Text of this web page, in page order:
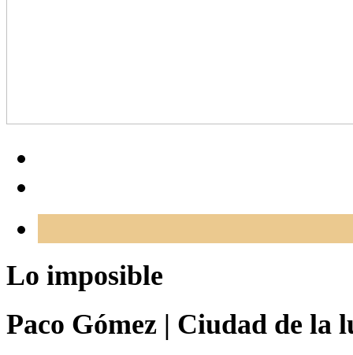
Lo imposible
Paco Gómez | Ciudad de la